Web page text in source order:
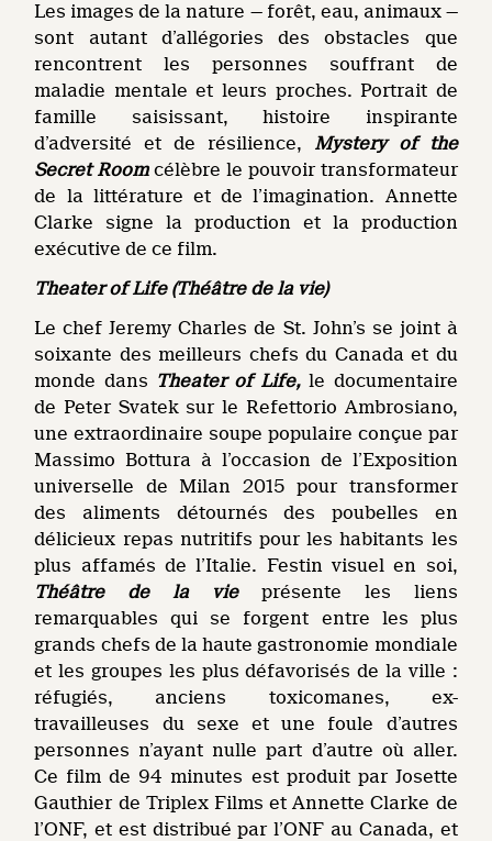
Les images de la nature — forêt, eau, animaux —
sont autant d’allégories des obstacles que
rencontrent les personnes souffrant de
maladie mentale et leurs proches. Portrait de
famille saisissant, histoire inspirante
d’adversité et de résilience, Mystery of the
Secret Roomcélèbre le pouvoir transformateur
de la littérature et de l’imagination. Annette
Clarke signe la production et la production
exécutive de ce film.
Theater of Life (Théâtre de la vie)
Le chef Jeremy Charles de St. John’s se joint à
soixante des meilleurs chefs du Canada et du
monde dans Theater of Life, le documentaire
de Peter Svatek sur le Refettorio Ambrosiano,
une extraordinaire soupe populaire conçue par
Massimo Bottura à l’occasion de l’Exposition
universelle de Milan 2015 pour transformer
des aliments détournés des poubelles en
délicieux repas nutritifs pour les habitants les
plus affamés de l’Italie. Festin visuel en soi,
Théâtre de la vieprésente les liens
remarquables qui se forgent entre les plus
grands chefs de la haute gastronomie mondiale
et les groupes les plus défavorisés de la ville :
réfugiés, anciens toxicomanes, ex-
travailleuses du sexe et une foule d’autres
personnes n’ayant nulle part d’autre où aller.
Ce film de 94 minutes est produit par Josette
Gauthier de Triplex Films et Annette Clarke de
l’ONF, et est distribué par l’ONF au Canada, et